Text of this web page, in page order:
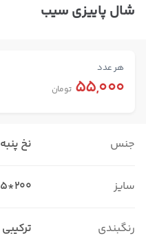
شال پاییزی سیب
هر عدد
55,000 تومان
جنس نخ پنبه
سایز 200*75
رنگبندی ترکیبی